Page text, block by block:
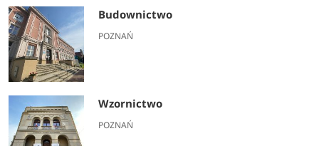
Budownictwo
POZNAŃ
Wzornictwo
POZNAŃ